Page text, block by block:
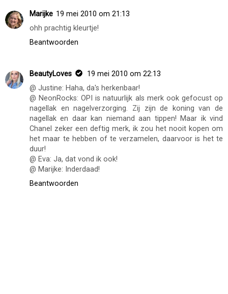
Marijke 19 mei 2010 om 21:13
ohh prachtig kleurtje!
Beantwoorden
BeautyLoves
19 mei 2010 om 22:13
@ Justine: Haha, da's herkenbaar!
@ NeonRocks: OPI is natuurlijk als merk ook gefocust op
nagellak en nagelverzorging. Zij zijn de koning van de
nagellak en daar kan niemand aan tippen! Maar ik vind
Chanel zeker een deftig merk, ik zou het nooit kopen om
het maar te hebben of te verzamelen, daarvoor is het te
duur!
@ Eva: Ja, dat vond ik ook!
@ Marijke: Inderdaad!
Beantwoorden